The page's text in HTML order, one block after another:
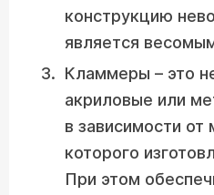
конструкцию
является
Кламмеры – это
акриловые или
в зависимости от
которого
При этом